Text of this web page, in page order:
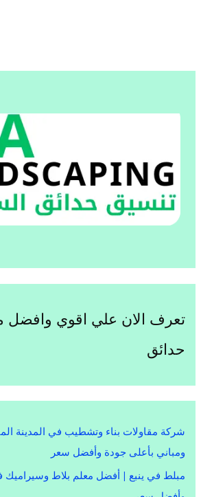
تعرف الان علي اقوي
حدائق
شركة مقاولات بناء وتشطيب في المدينة
ومباني بأعلى جودة وأفضل سعر
مبلط في ينبع | أفضل معلم بلاط وسيراميك